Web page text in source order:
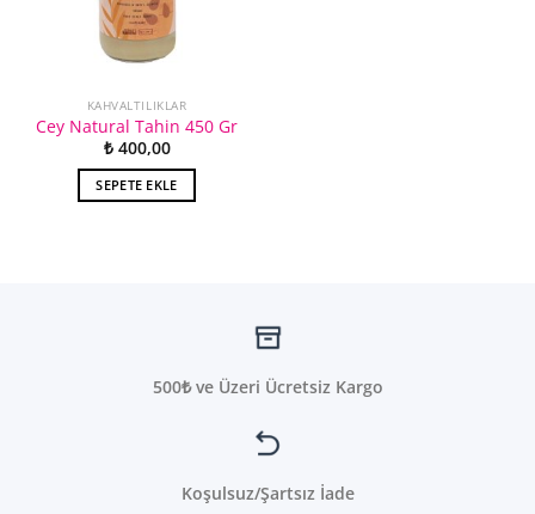
KAHVALTILIKLAR
Cey Natural Tahin 450 Gr
₺400,00
SEPETE EKLE
500₺ ve Üzeri Ücretsiz Kargo
Koşulsuz/Şartsız İade